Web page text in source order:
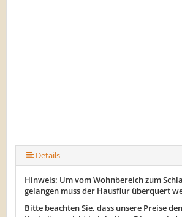
Details
Hinweis: Um vom Wohnbereich zum
gelangen muss der Hausflur überquert
Bitte beachten Sie, dass unsere Preise